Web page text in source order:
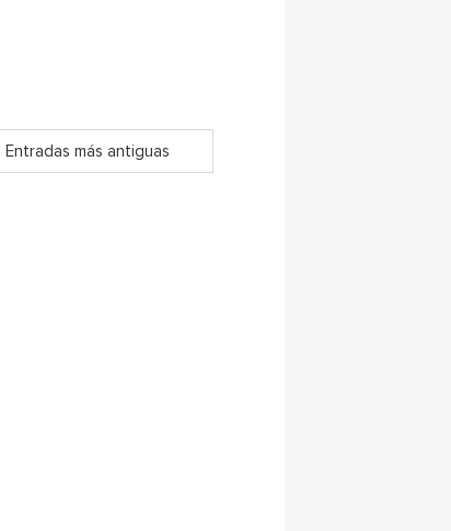
Entradas más antiguas